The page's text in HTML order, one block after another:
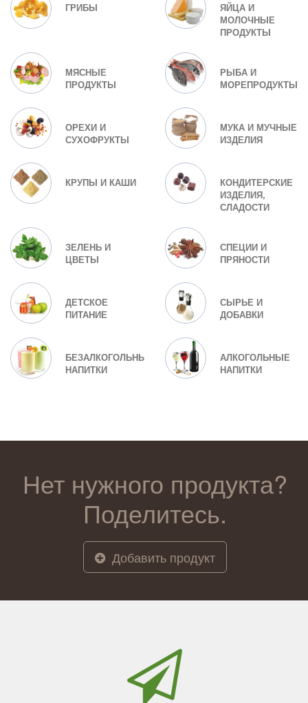
ГРИБЫ
ЯЙЦА И
МОЛОЧНЫЕ
ПРОДУКТЫ
МЯСНЫЕ
ПРОДУКТЫ
РЫБА И
МОРЕПРОДУКТЫ
ОРЕХИ И
СУХОФРУКТЫ
МУКА И МУЧНЫЕ
ИЗДЕЛИЯ
КРУПЫ И КАШИ
КОНДИТЕРСКИЕ
ИЗДЕЛИЯ,
СЛАДОСТИ
ЗЕЛЕНЬ И
ЦВЕТЫ
СПЕЦИИ И
ПРЯНОСТИ
ДЕТСКОЕ
ПИТАНИЕ
СЫРЬЕ И
ДОБАВКИ
БЕЗАЛКОГОЛЬНЫЕ
НАПИТКИ
АЛКОГОЛЬНЫЕ
НАПИТКИ
Нет нужного продукта?
Поделитесь.
Добавить продукт